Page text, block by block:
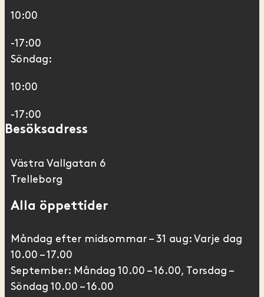
10:00
-17:00
Söndag:
10:00
-17:00
Besöksadress
Västra Vallgatan 6
Trelleborg
Alla öppettider
Måndag efter midsommar – 31 aug: Varje dag
10.00 – 17.00
September: Måndag 10.00 – 16.00, Torsdag –
Söndag 10.00 – 16.00